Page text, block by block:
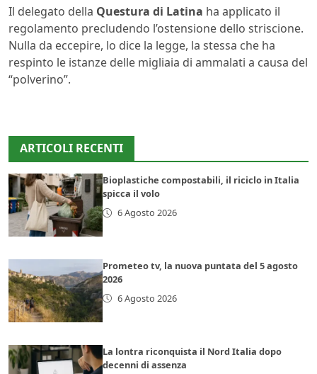
Il delegato della Questura di Latina ha applicato il
regolamento precludendo l’ostensione dello striscione.
Nulla da eccepire, lo dice la legge, la stessa che ha
respinto le istanze delle migliaia di ammalati a causa del
“polverino”.
ARTICOLI RECENTI
Bioplastiche compostabili, il riciclo in Italia
spicca il volo
6 Agosto 2026
Prometeo tv, la nuova puntata del 5 agosto
2026
6 Agosto 2026
La lontra riconquista il Nord Italia dopo
decenni di assenza